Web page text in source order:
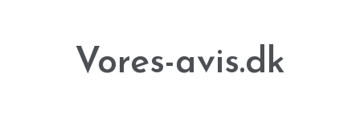
Vores-avis.dk